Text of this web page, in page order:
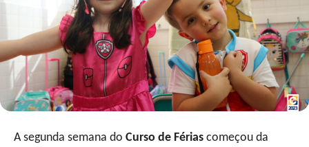
A segunda semana do Curso de Férias começou da